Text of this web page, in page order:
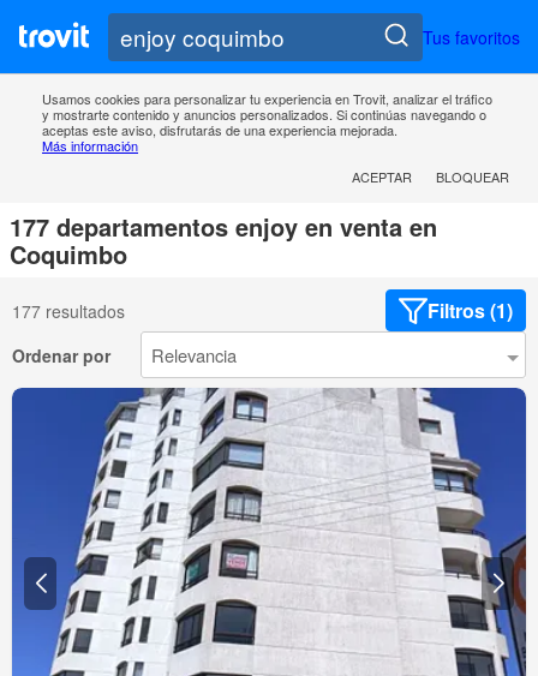
Tus favoritos
Usamos cookies para personalizar tu experiencia en Trovit, analizar el tráfico
y mostrarte contenido y anuncios personalizados. Si continúas navegando o
aceptas este aviso, disfrutarás de una experiencia mejorada.
Más información
ACEPTAR
BLOQUEAR
177 departamentos enjoy en venta en
Coquimbo
177 resultados Filtros (1)
Ordenar por